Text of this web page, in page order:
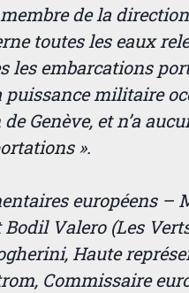
de la
toutes les eaux
les embarcations
militaire
Genève, et n’a
».
européens –
Valero (Les
Haute
Commissaire